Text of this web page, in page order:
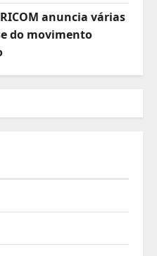
anuncia várias
do movimento